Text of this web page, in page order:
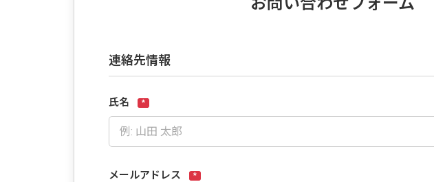
連絡先情報
氏名 *
メールアドレス *